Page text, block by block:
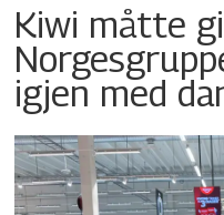
Kiwi måtte
igjen med